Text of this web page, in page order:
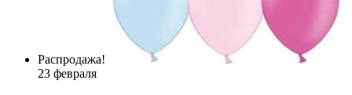
Распродажа!
23 февраля